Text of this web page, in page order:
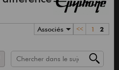
Associés << 1 2